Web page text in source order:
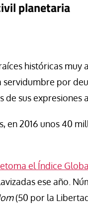
planetaria
históricas muy
servidumbre por
sus expresiones
en 2016 unos 40
el Índice
ese año.
(50 por la
Strazzari